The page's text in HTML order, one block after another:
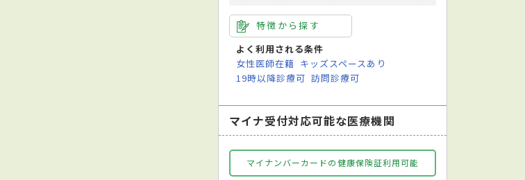
特徴から探す
よく利用される条件
女性医師在籍 キッズスペースあり
19時以降診療可 訪問診療可
マイナ受付対応可能な医療機関
マイナンバーカードの健康保険証利用可能